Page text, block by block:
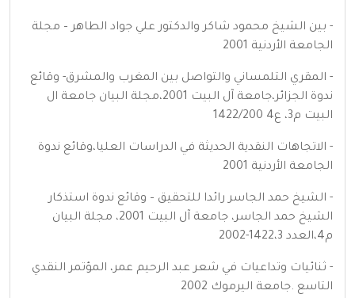
- بين الشيخ محمود شاكر والدكتور علي جواد الطاهر – مجلة
الجامعة الأردنية 2001
- المقري التلمساني والتواصل بين المغرب والمشرق- وقائع
ندوة الجزائر،جامعة آل البيت 2001،مجلة البيان جامعة ال
البيت م3، ع4 1422/200
- الاتجاهات النقدية الحديثة في الدراسات العليا،وقائع ندوة
الجامعة الأردنية 2001
- الشيخ حمد الجاسر رائدا للتحقيق – وقائع ندوة استذكار
الشيخ حمد الجاسر، جامعة آل البيت 2001، مجلة البيان
م4،العدد 1422،3-2002
- ثنائيات وتداعيات في شعر عبد الرحيم عمر، المؤتمر النقدي
التاسع .جامعة اليرموك 2002